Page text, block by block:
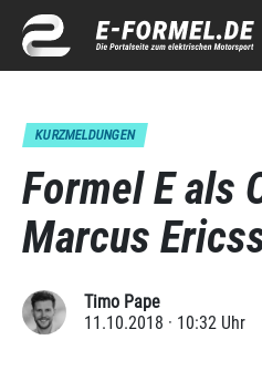
KURZMELDUNGEN
Formel E als
Marcus
Timo Pape
11.10.2018 · 10:32 Uhr